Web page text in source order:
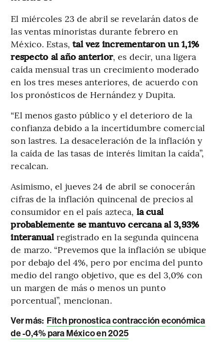
El miércoles 23 de abril se revelarán datos de
las ventas minoristas durante febrero en
México. Estas, tal vez incrementaron un 1,1%
respecto al año anterior, es decir, una ligera
caída mensual tras un crecimiento moderado
en los tres meses anteriores, de acuerdo con
los pronósticos de Hernández y Dupita.
“El menos gasto público y el deterioro de la
confianza debido a la incertidumbre comercial
son lastres. La desaceleración de la inflación y
la caída de las tasas de interés limitan la caída”,
recalcan.
Asimismo, el jueves 24 de abril se conocerán
cifras de la inflación quincenal de precios al
consumidor en el país azteca, la cual
probablemente se mantuvo cercana al 3,93%
interanualregistrado en la segunda quincena
de marzo. “Prevemos que la inflación se ubique
por debajo del 4%, pero por encima del punto
medio del rango objetivo, que es del 3,0% con
un margen de más o menos un punto
porcentual”, mencionan.
Ver más: Fitch pronostica contracción económica
de -0,4% para México en 2025